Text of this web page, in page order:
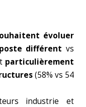
évoluer
différent vs
particulièrement
(58% vs 54
industrie et